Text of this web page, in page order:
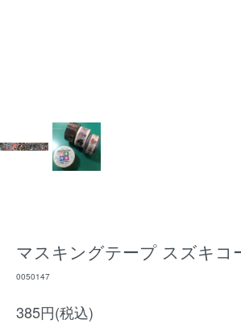
マスキングテープ スズキコ
0050147
385円(税込)